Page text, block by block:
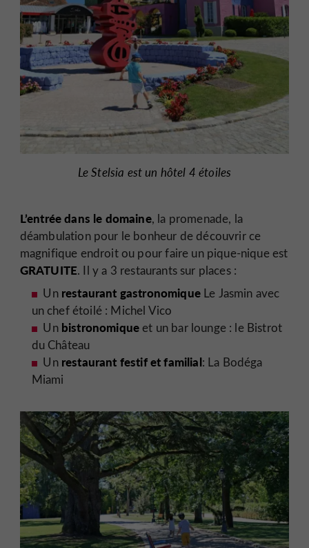
Le Stelsia est un hôtel 4 étoiles
L’entrée dans le domaine, la promenade, la
déambulation pour le bonheur de découvrir ce
magnifique endroit ou pour faire un pique-nique est
GRATUITE. Il y a 3 restaurants sur places :
Un restaurant gastronomiqueLe Jasmin avec
un chef étoilé : Michel Vico
Un bistronomiqueet un bar lounge : le Bistrot
du Château
Un restaurant festif et familial: La Bodéga
Miami